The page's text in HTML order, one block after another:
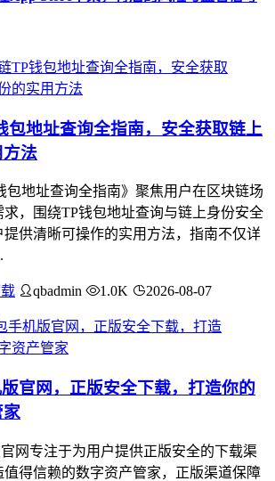
包地址查询全指南，安全获取链上
方法
包地址查询全指南》聚焦用户在区块链场
，围绕TP钱包地址查询与链上身份安全
提供清晰可操作的实用方法，指南不仅详
qbadmin 1.0K 2026-08-07
官网，正版安全下载，打造你的
网专注于为用户提供正版安全的下载渠
值得信赖的数字资产管家，正版渠道保障